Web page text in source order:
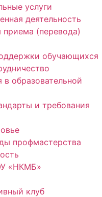
услуги
деятельность
приема (перевода)
обучающихся
в образовательной
и требования
профмастерства
«НКМБ»
клуб